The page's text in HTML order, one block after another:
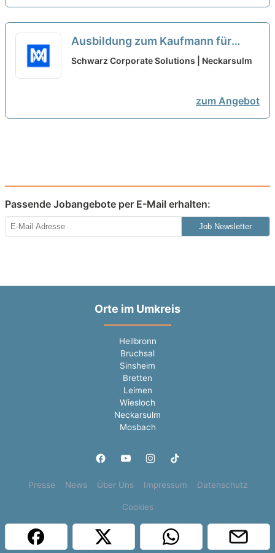
Ausbildung zum Kaufmann für
Büromanagement 2027 (m/w/d)
Schwarz Corporate Solutions | Neckarsulm
zum Angebot
Passende Jobangebote per E-Mail erhalten:
Job Newsletter
Orte im Umkreis
Heilbronn
Bruchsal
Sinsheim
Bretten
Leimen
Wiesloch
Neckarsulm
Mosbach
Presse News Über Uns Impressum Datenschutz
Cookies
Copyright © 2000 - 2026 | 1A Infosysteme GmbH | Content by: 1a-sites-jobs
09.08.2026